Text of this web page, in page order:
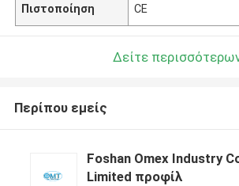
Πιστοποίηση CE
Δείτε
Περίπου εμείς
Foshan Omex Industry
Limited προφίλ